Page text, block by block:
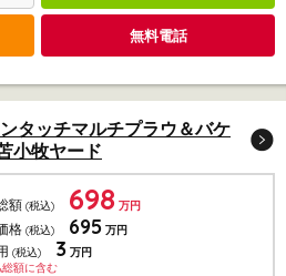
無料電話
タッチマルチプラウ＆バケ
牧ヤード
額 (税込) 698 万円
格 (税込) 695 万円
(税込) 3 万円
額に含む